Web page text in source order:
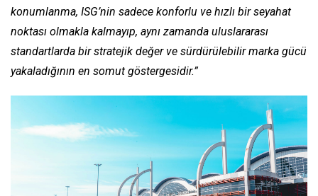
konumlanma, ISG’nin sadece konforlu ve hızlı bir seyahat
noktası olmakla kalmayıp, aynı zamanda uluslararası
standartlarda bir stratejik değer ve sürdürülebilir marka gücü
yakaladığının en somut göstergesidir.”